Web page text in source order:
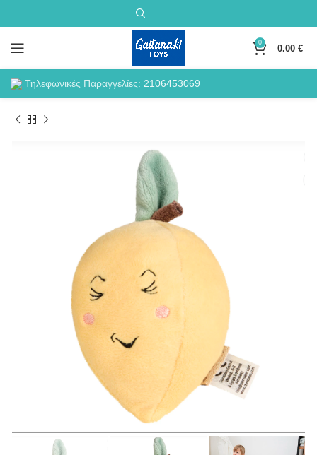
0
0.00 €
Τηλεφωνικές Παραγγελίες: 2106453069